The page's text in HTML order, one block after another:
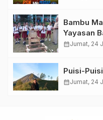
Bambu
Yayasan
Rayakan
calendar_monthJumat, 24
Puisi-
calendar_monthJumat, 24